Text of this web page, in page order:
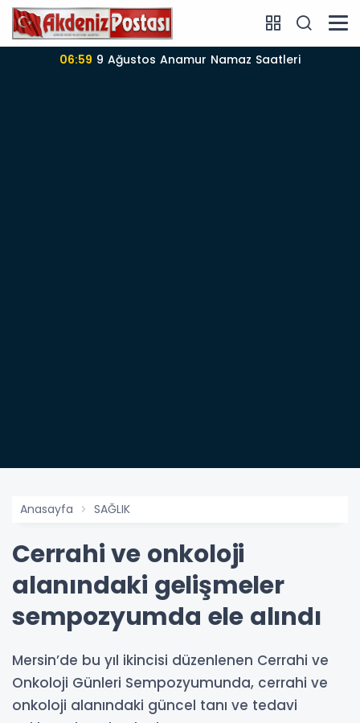
06:57 Anamur’da 09-08-2026 nöbetçi Eczane
Anasayfa SAĞLIK
Cerrahi ve onkoloji
alanındaki gelişmeler
sempozyumda ele alındı
Mersin’de bu yıl ikincisi düzenlenen Cerrahi ve
Onkoloji Günleri Sempozyumunda, cerrahi ve
onkoloji alanındaki güncel tanı ve tedavi